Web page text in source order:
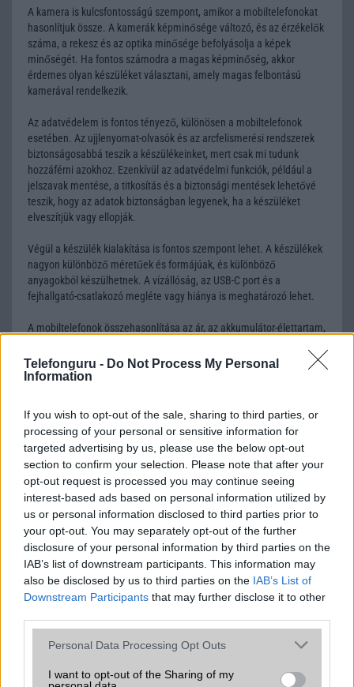
Telefonguru - Do Not Process My Personal
Information
If you wish to opt-out of the sale, sharing to third parties, or
processing of your personal or sensitive information for
targeted advertising by us, please use the below opt-out
section to confirm your selection. Please note that after your
opt-out request is processed you may continue seeing
interest-based ads based on personal information utilized by
us or personal information disclosed to third parties prior to
your opt-out. You may separately opt-out of the further
disclosure of your personal information by third parties on the
IAB’s list of downstream participants. This information may
also be disclosed by us to third parties on the IAB’s List of
Downstream Participants that may further disclose it to other
Please note that this website/app uses one or more Google
not limited to your visit or usage behaviour. You may click to
Personal Data Processing Opt Outs
I want to opt-out of the Sharing of my
A kamera is kulcsfontosságú szempont, amikor a mobiltelefonokat
hasonlítjuk össze. A kamerák képminősége változó, és az érzékelők
száma, a rekesz és az optika minősége befolyásolja a képek
minőségét. Ha fontos számodra a magas képminőség, akkor
érdemes olyan készüléket választani, amely magas felbontású
kamerával rendelkezik.
Az adatvédelem is fontos tényező, különösen a mobiltelefonok
esetében. Az ujjlenyomat-olvasók és az arcfelismerési rendszerek
biztonságosabbá teszik a készülékeinket, mert csak mi tudunk
hozzáférni azokhoz. Ezenkívül az adatvédelmi funkciók, például a
jelszavak mentése, a titkosítás és a biztonsági mentések lehetővé
teszik, hogy az adatok biztonságban legyenek, ha a készüléket
elveszítjük vagy ellopják.
Végül a készülék kialakítása is fontos szempont lehet. A készülékek
nagyon különböző méretűek és formájúak, és különböző
anyagokból készülhetnek. A vízállóság, az USB-C port és a
fejhallgató-csatlakozó megléte vagy hiánya is meghatározó lehet.
A mobiltelefonok összehasonlítása az ár, az akkumulátor-élettartam,
kialakítás szempontjából döntő fontosságú lehet. Ezek a
szempontok kritikusak ahhoz, hogy megtaláljuk azokat a
Végül azt is fontos tudni, hogy a mobiltelefonok összehasonlítása
során minden felhasználó egyéni preferenciákkal rendelkezik, így a
választásuk eltérhet. Azonban azok, akik számára fontos a nagyobb
kijelző, hosszabb üzemidő, hatékony
MOBILTELEFON MÁRKÁK
Apple
Huawei